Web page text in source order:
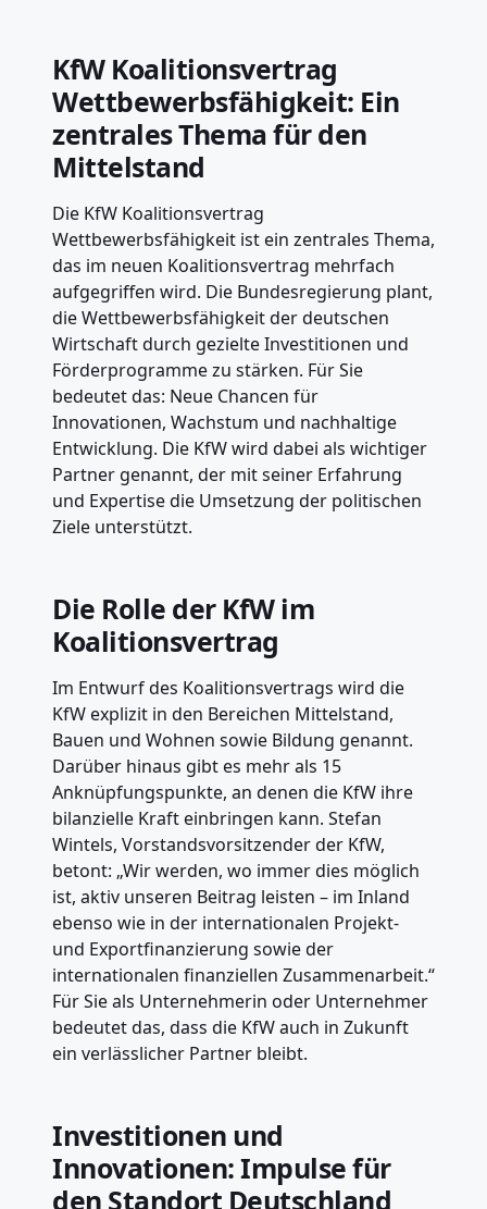
KfW Koalitionsvertrag
Wettbewerbsfähigkeit: Ein
zentrales Thema für den
Mittelstand
Die KfW Koalitionsvertrag
Wettbewerbsfähigkeit ist ein zentrales Thema,
das im neuen Koalitionsvertrag mehrfach
aufgegriffen wird. Die Bundesregierung plant,
die Wettbewerbsfähigkeit der deutschen
Wirtschaft durch gezielte Investitionen und
Förderprogramme zu stärken. Für Sie
bedeutet das: Neue Chancen für
Innovationen, Wachstum und nachhaltige
Entwicklung. Die KfW wird dabei als wichtiger
Partner genannt, der mit seiner Erfahrung
und Expertise die Umsetzung der politischen
Ziele unterstützt.
Die Rolle der KfW im
Koalitionsvertrag
Im Entwurf des Koalitionsvertrags wird die
KfW explizit in den Bereichen Mittelstand,
Bauen und Wohnen sowie Bildung genannt.
Darüber hinaus gibt es mehr als 15
Anknüpfungspunkte, an denen die KfW ihre
bilanzielle Kraft einbringen kann. Stefan
Wintels, Vorstandsvorsitzender der KfW,
betont: „Wir werden, wo immer dies möglich
ist, aktiv unseren Beitrag leisten – im Inland
ebenso wie in der internationalen Projekt-
und Exportfinanzierung sowie der
internationalen finanziellen Zusammenarbeit.“
Für Sie als Unternehmerin oder Unternehmer
bedeutet das, dass die KfW auch in Zukunft
ein verlässlicher Partner bleibt.
Investitionen und
Innovationen: Impulse für
den Standort Deutschland